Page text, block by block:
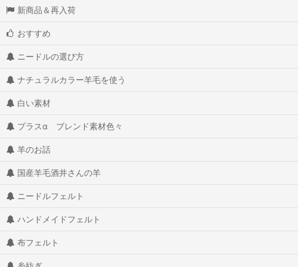
新商品＆再入荷
おすすめ
ニードルの選び方
ナチュラルカラー羊毛を使う
白い素材
プラスα ブレンド素材色々
羊のお話
国産羊毛酒井さんの羊
ニードルフェルト
ハンドメイドフェルト
布フェルト